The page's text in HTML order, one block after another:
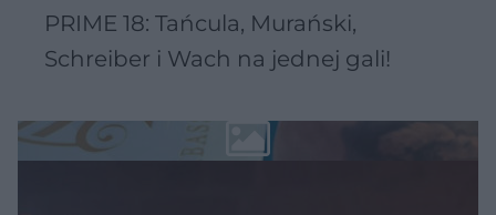
PRIME 18: Tańcula, Murański,
Schreiber i Wach na jednej gali!